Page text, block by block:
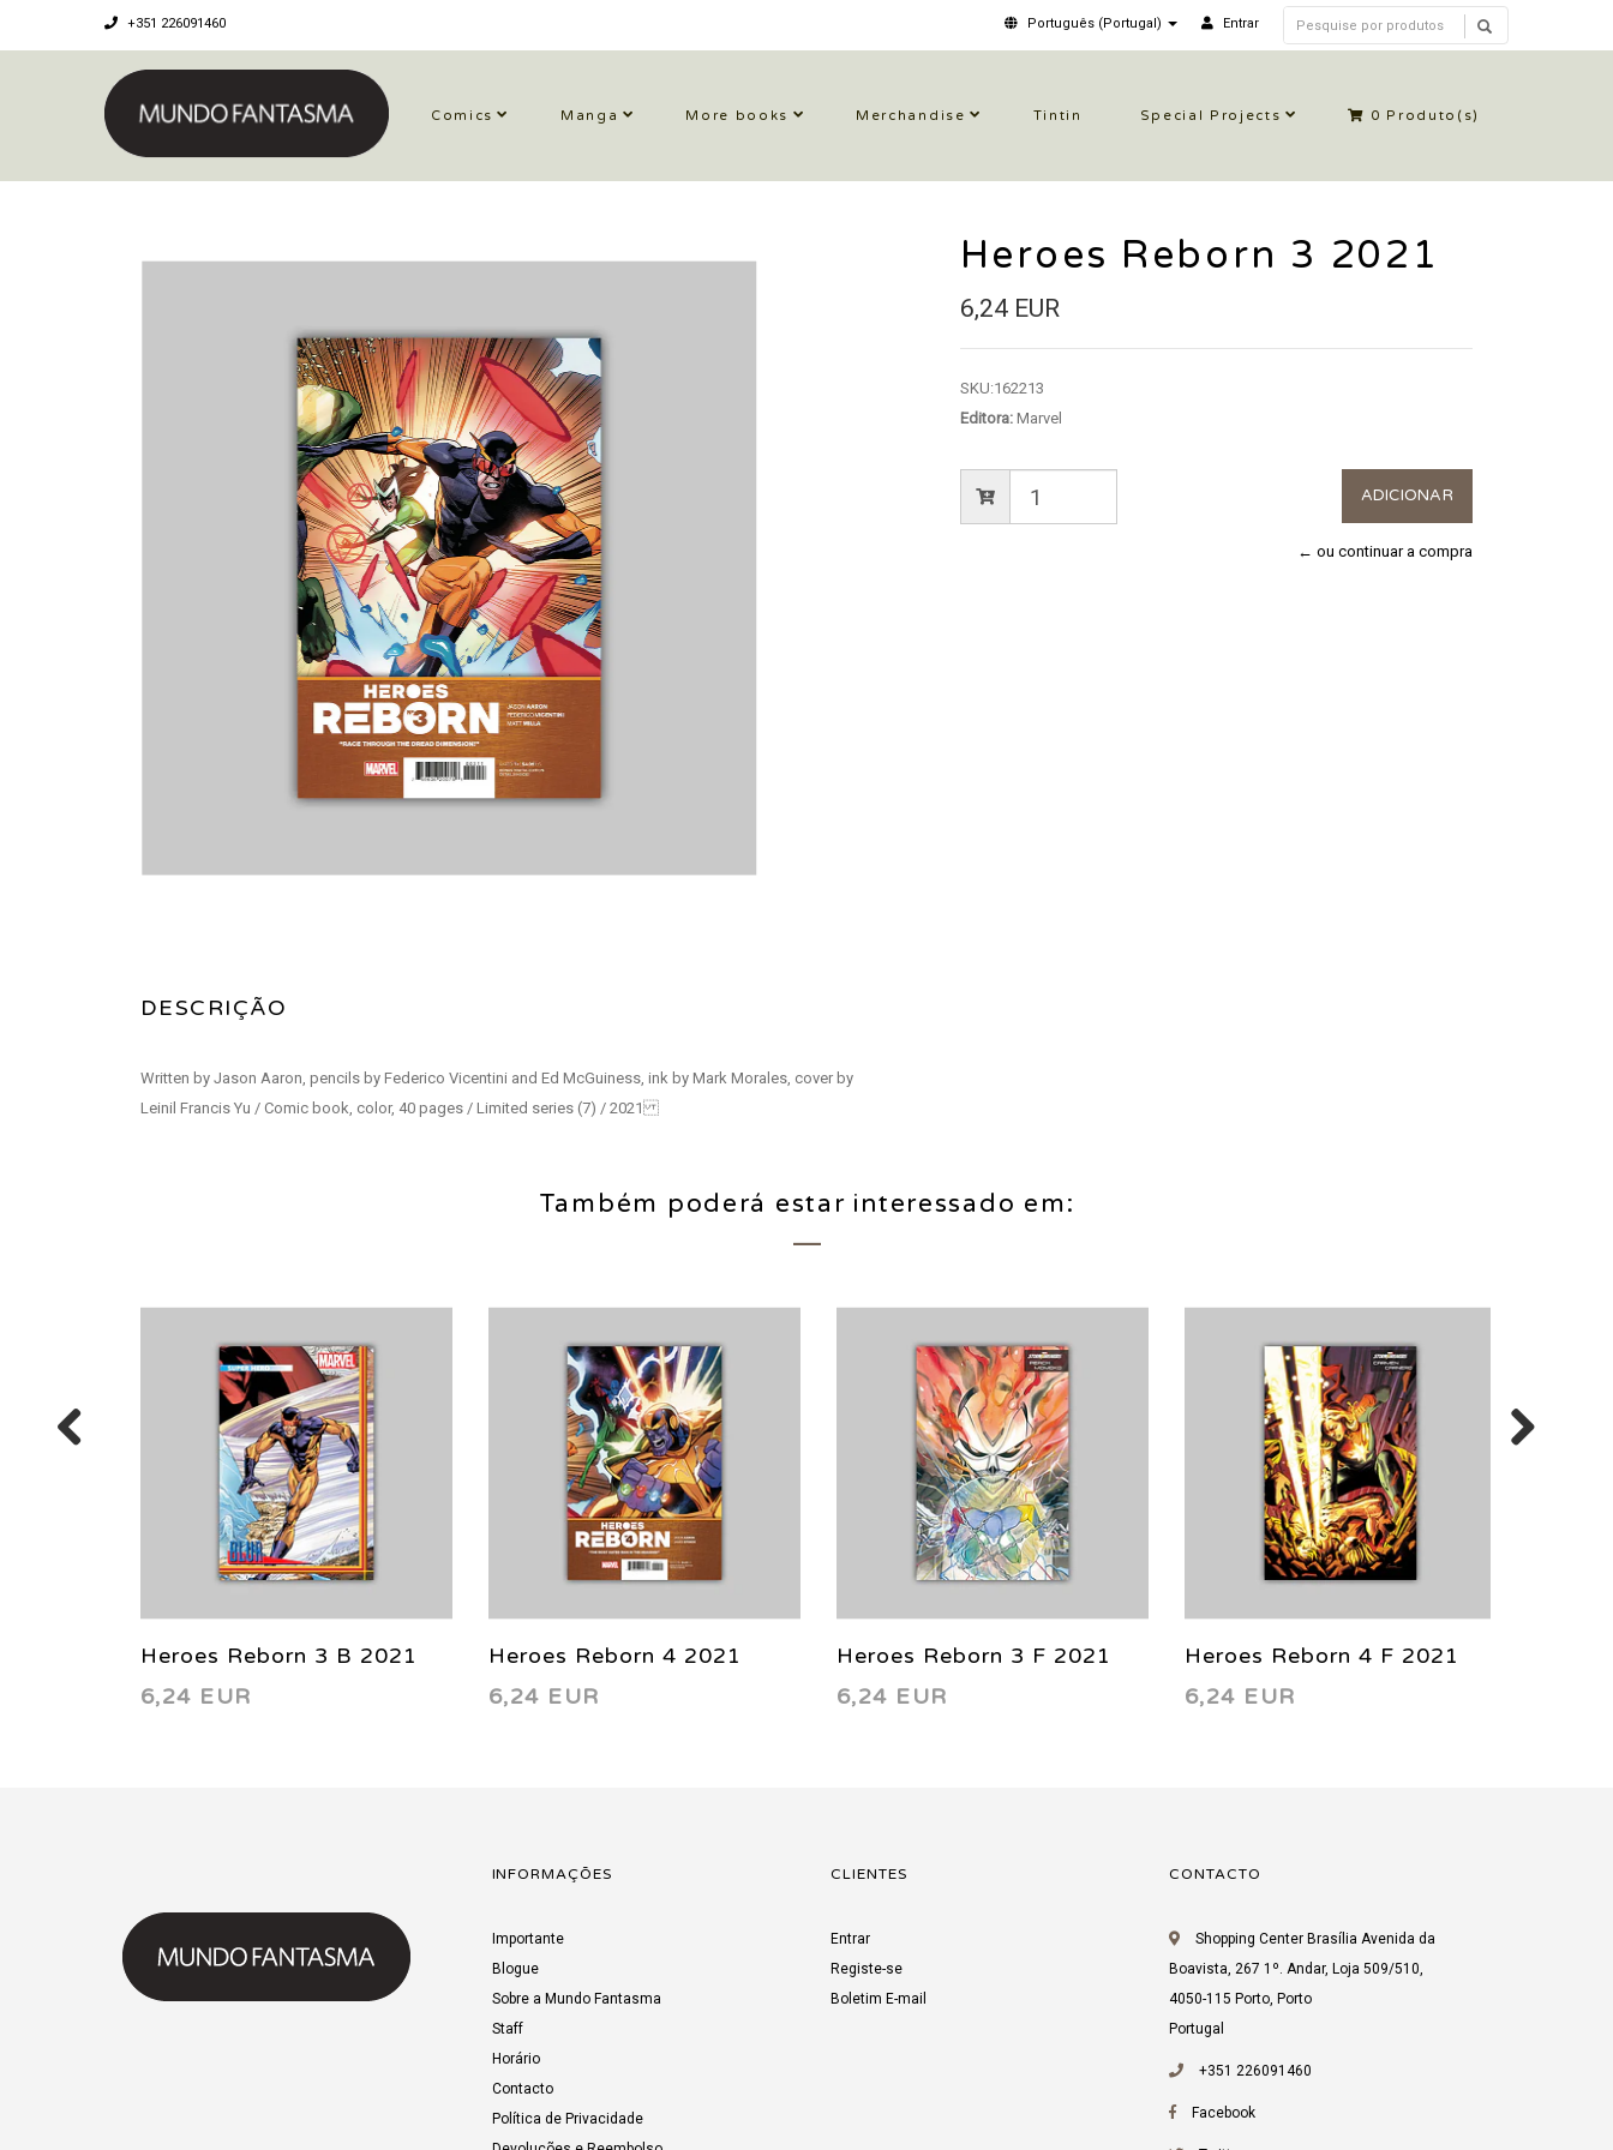
+351 226091460 Português (Portugal) Entrar
Comics Manga More books Merchandise Tintin Special Projects 0 Produto(s)
DESCRIÇÃO
Written by Jason Aaron, pencils by Federico Vicentini and Ed McGuiness, ink by Mark Morales, cover by
Leinil Francis Yu / Comic book, color, 40 pages / Limited series (7) / 2021
Heroes Reborn 3 2021
6,24 EUR
SKU:162213
Editora:Marvel
← ou continuar a compra
Também poderá estar interessado em:
Heroes Reborn 3 B 2021
6,24 EUR
Heroes Reborn 4 2021
6,24 EUR
Heroes Reborn 3 F 2021
6,24 EUR
Heroes Reborn 4 F 2021
6,24 EUR
INFORMAÇÕES
Importante
Blogue
Sobre a Mundo Fantasma
Staff
Horário
Contacto
Política de Privacidade
CLIENTES
Entrar
Registe-se
Boletim E-mail
CONTACTO
Shopping Center Brasília Avenida da
Boavista, 267 1º. Andar, Loja 509/510,
4050-115 Porto, Porto
Portugal
+351 226091460
Facebook